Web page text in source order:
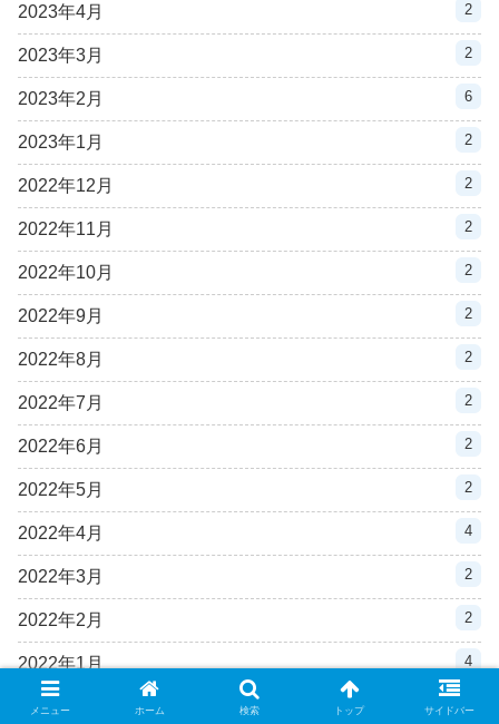
2023年4月 2
2023年3月 2
2023年2月 6
2023年1月 2
2022年12月 2
2022年11月 2
2022年10月 2
2022年9月 2
2022年8月 2
2022年7月 2
2022年6月 2
2022年5月 2
2022年4月 4
2022年3月 2
2022年2月 2
2022年1月 4
2021年12月
メニュー ホーム 検索 トップ サイドバー